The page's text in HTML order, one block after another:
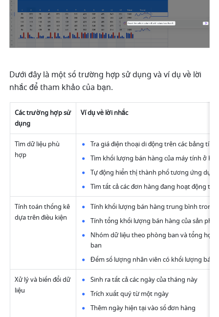
Dưới đây là một số trường hợp sử dụng và ví dụ về lời
nhắc để tham khảo của bạn.
Các trường hợp sử
dụng
Ví dụ về lời nhắc
Tìm dữ liệu phù
hợp
Tra giá điện thoại di động trên các bảng tính
Tìm khối lượng bán hàng của máy tính ở
Tự động hiển thị thành phố tương ứng
Tìm tất cả các đơn hàng đang hoạt động từ
Tính toán thống kê
dựa trên điều kiện
Tính khối lượng bán hàng trung bình trong
Tính tổng khối lượng bán hàng của sản
Nhóm dữ liệu theo phòng ban và tổng hợp
ban
Đếm số lượng nhân viên có khối lượng bán
Xử lý và biến đổi dữ
liệu
Sinh ra tất cả các ngày của tháng này
Trích xuất quý từ một ngày
Thêm ngày hiện tại vào số đơn hàng